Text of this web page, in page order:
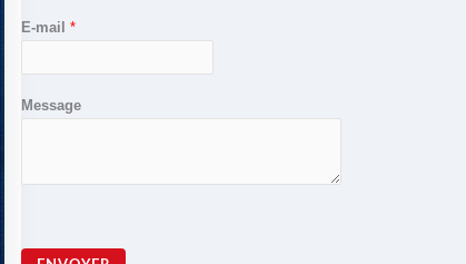
E-mail*
Message